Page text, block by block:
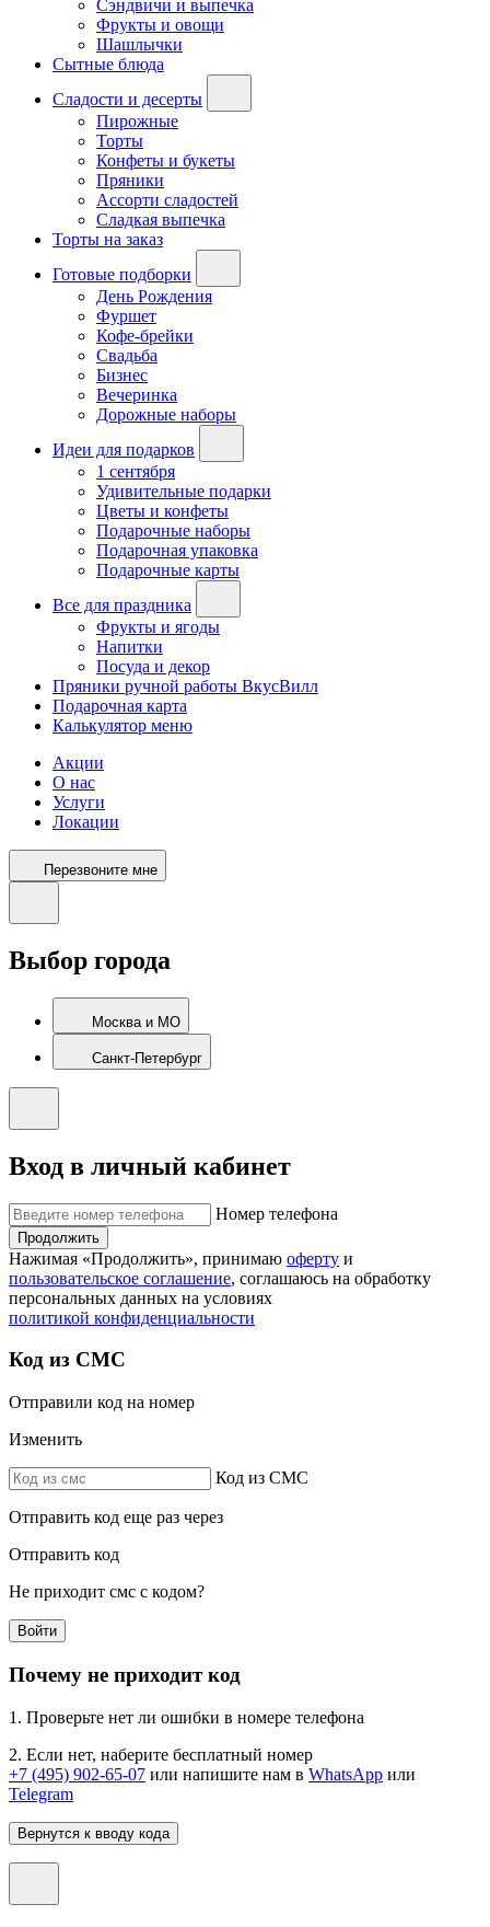
Сэндвичи и выпечка
Фрукты и овощи
Шашлычки
Сытные блюда
Сладости и десерты
Пирожные
Торты
Конфеты и букеты
Пряники
Ассорти сладостей
Сладкая выпечка
Торты на заказ
Готовые подборки
День Рождения
Фуршет
Кофе-брейки
Свадьба
Бизнес
Вечеринка
Дорожные наборы
Идеи для подарков
1 сентября
Удивительные подарки
Цветы и конфеты
Подарочные наборы
Подарочная упаковка
Подарочные карты
Все для праздника
Фрукты и ягоды
Напитки
Посуда и декор
Пряники ручной работы ВкусВилл
Подарочная карта
Калькулятор меню
Акции
О нас
Услуги
Локации
Перезвоните мне
Выбор города
Москва и МО
Санкт-Петербург
Вход в личный кабинет
Номер телефона
Продолжить
Нажимая «Продолжить», принимаю оферту и
пользовательское соглашение, соглашаюсь на обработку
персональных данных на условиях
политикой конфиденциальности
Код из СМС
Отправили код на номер
Изменить
Код из СМС
Отправить код еще раз через
Отправить код
Не приходит смс с кодом?
Войти
Почему не приходит код
1. Проверьте нет ли ошибки в номере телефона
2. Если нет, наберите бесплатный номер
+7 (495) 902-65-07 или напишите нам в WhatsApp или
Telegram
Вернутся к вводу кода